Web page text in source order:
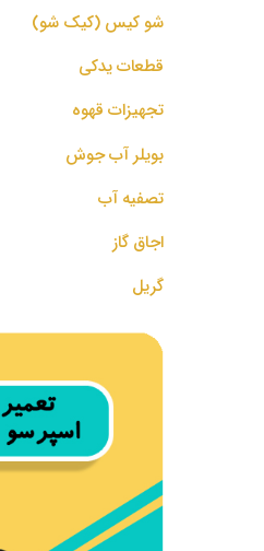
شو کیس (کیک شو)
قطعات یدکی
تجهیزات قهوه
بویلر آب جوش
تصفیه آب
اجاق گاز
گریل